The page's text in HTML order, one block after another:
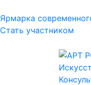
Ярмарка
Стать участником